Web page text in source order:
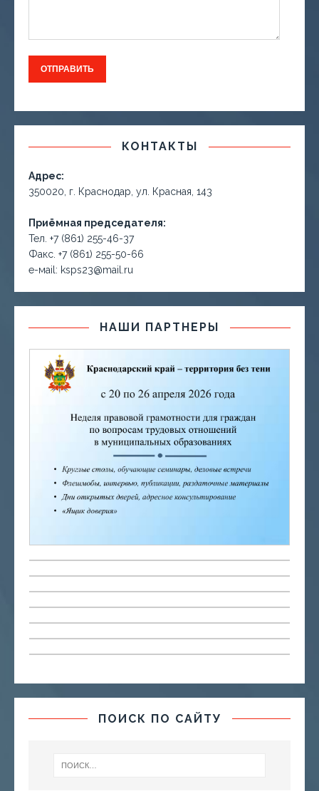
КОНТАКТЫ
Адрес:
350020, г. Краснодар, ул. Красная, 143
Приёмная председателя:
Тел. +7 (861) 255-46-37
Факс. +7 (861) 255-50-66
е-маil: ksps23@mail.ru
НАШИ ПАРТНЕРЫ
ПОИСК ПО САЙТУ